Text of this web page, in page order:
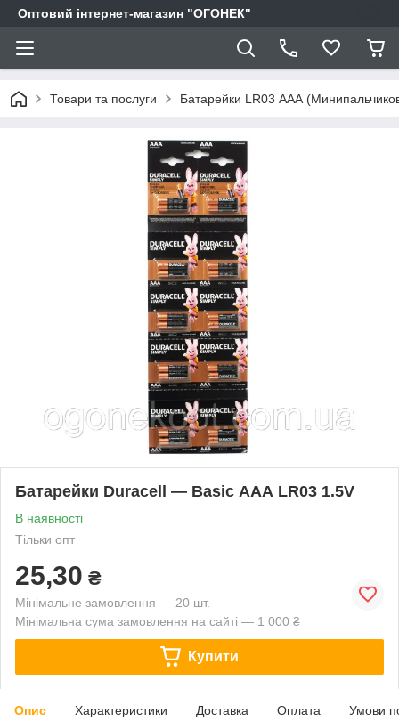
Оптовий інтернет-магазин "ОГОНЕК"
Товари та послуги Батарейки LR03 ААА
Батарейки Duracell — Basic ААА LR03 1.5V
В наявності
Тільки опт
25,30 ₴
Мінімальне замовлення — 20 шт.
Мінімальна сума замовлення на сайті — 1 000 ₴
Купити
Опис Характеристики Доставка Оплата Умови